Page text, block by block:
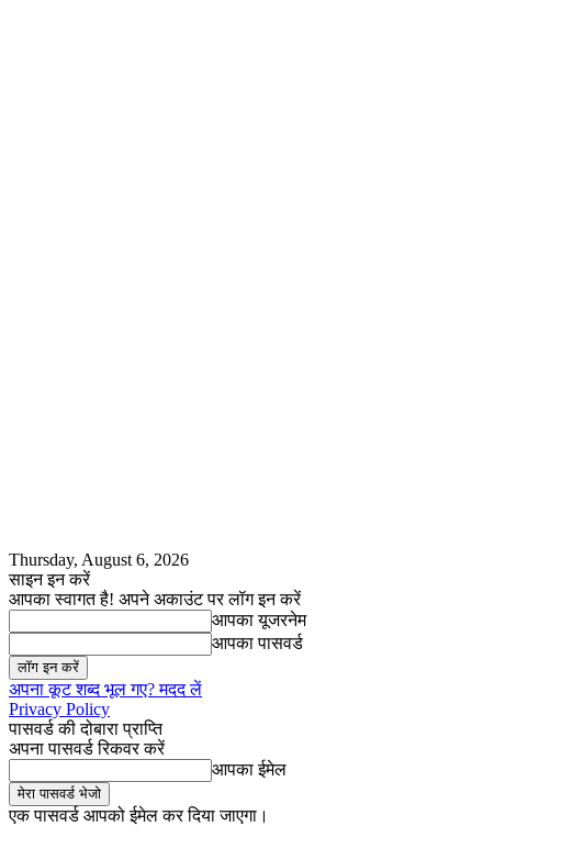
Thursday, August 6, 2026
साइन इन करें
आपका स्वागत है! अपने अकाउंट पर लॉग इन करें
आपका यूजरनेम
आपका पासवर्ड
अपना कूट शब्द भूल गए? मदद लें
Privacy Policy
पासवर्ड की दोबारा प्राप्ति
अपना पासवर्ड रिकवर करें
आपका ईमेल
एक पासवर्ड आपको ईमेल कर दिया जाएगा।